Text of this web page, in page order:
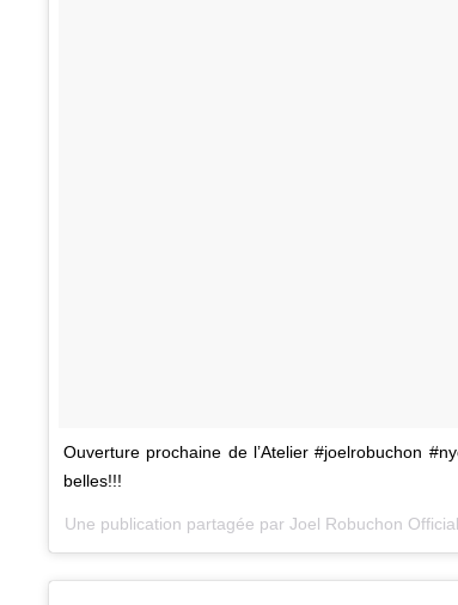
Ouverture prochaine de l’Atelier #joelrobuchon
belles!!!
Une publication partagée par Joel Robuchon